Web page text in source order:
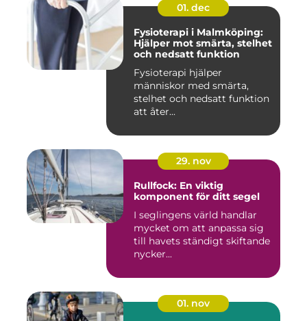
01. dec
Fysioterapi i Malmköping:
Hjälper mot smärta, stelhet
och nedsatt funktion
Fysioterapi hjälper
människor med smärta,
stelhet och nedsatt funktion
att åter...
29. nov
Rullfock: En viktig
komponent för ditt segel
I seglingens värld handlar
mycket om att anpassa sig
till havets ständigt skiftande
nycker...
01. nov